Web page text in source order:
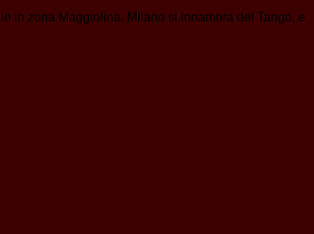
in zona Maggiolina. Milano si innamora del Tango, e